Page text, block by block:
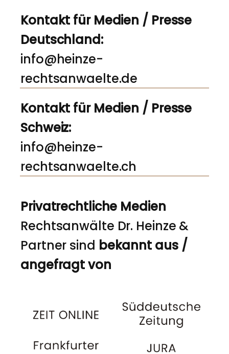
Kontakt für Medien / Presse
Deutschland:
info@heinze-
rechtsanwaelte.de
Kontakt für Medien / Presse
Schweiz:
info@heinze-
rechtsanwaelte.ch
Privatrechtliche Medien
Rechtsanwälte Dr. Heinze &
Partner sind bekannt aus /
angefragt von